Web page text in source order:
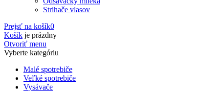
Strihače vlasov
Prejsť na košík0
Košík je prázdny
Otvoriť menu
Vyberte kategóriu
Malé spotrebiče
Veľké spotrebiče
Vysávače